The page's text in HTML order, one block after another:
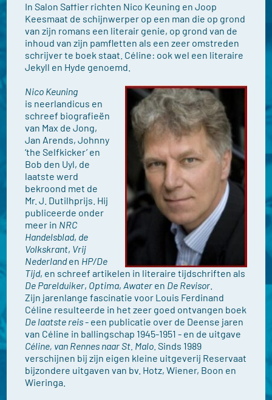
In Salon Saffier richten Nico Keuning en Joop
Keesmaat de schijnwerper op een man die op grond
van zijn romans een literair genie, op grond van de
inhoud van zijn pamfletten als een zeer omstreden
schrijver te boek staat. Céline: ook wel een literaire
Jekyll en Hyde genoemd.
Nico Keuning
is neerlandicus en
schreef biografieën
van Max de Jong,
Jan Arends, Johnny
‘the Selfkicker’ en
Bob den Uyl, de
laatste werd
bekroond met de
Mr. J. Dutilhprijs. Hij
publiceerde onder
meer in NRC
Handelsblad, de
Volkskrant, Vrij
Nederlanden HP/De
Tijd, en schreef artikelen in literaire tijdschriften als
De Parelduiker, Optima,Awater en De Revisor
Zijn jarenlange fascinatie voor Louis Ferdinand
Céline resulteerde in het zeer goed ontvangen boek
De laatste reis- een publicatie over de Deense jaren
van Céline in ballingschap 1945-1951 - en de uitgave
Céline, van Rennes naar St. Malo . Sinds 1989
verschijnen bij zijn eigen kleine uitgeverij Reservaat
bijzondere uitgaven van bv. Hotz, Wiener, Boon en
Wieringa.